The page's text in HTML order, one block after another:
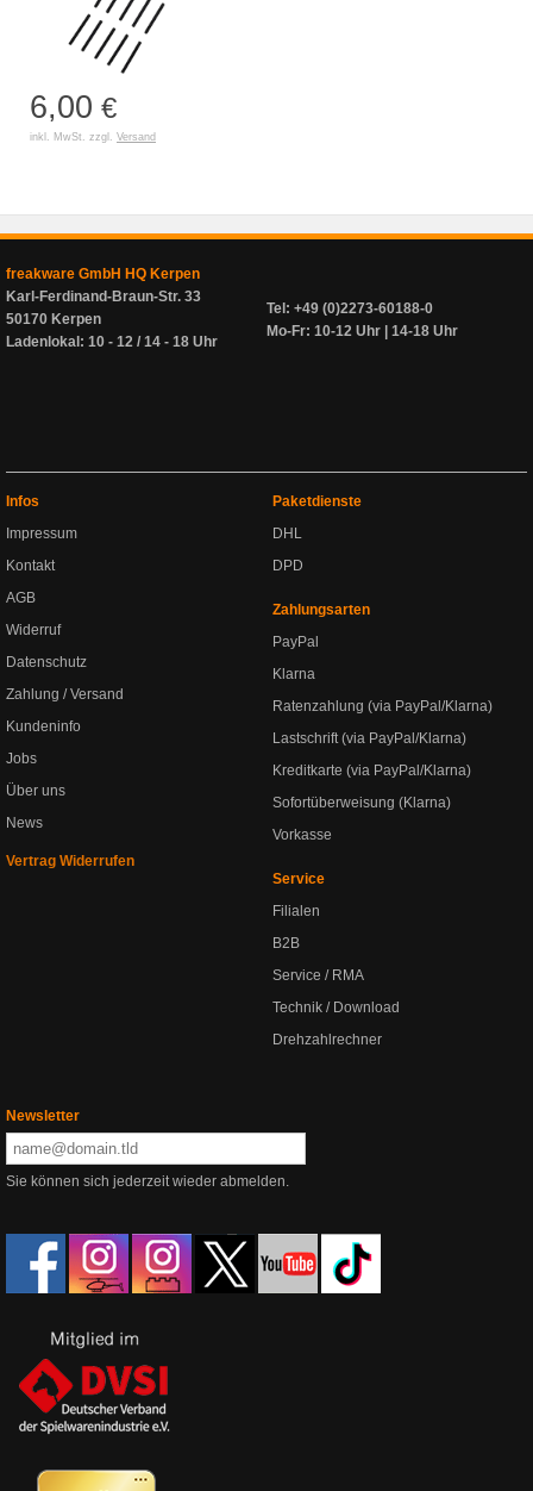
6,00 €
inkl. MwSt. zzgl. Versand
freakware GmbH HQ Kerpen
Karl-Ferdinand-Braun-Str. 33
50170 Kerpen
Ladenlokal: 10 - 12 / 14 - 18 Uhr
Tel: +49 (0)2273-60188-0
Mo-Fr: 10-12 Uhr | 14-18 Uhr
Infos
Impressum
Kontakt
AGB
Widerruf
Datenschutz
Zahlung / Versand
Kundeninfo
Jobs
Über uns
News
Vertrag Widerrufen
Paketdienste
DHL
DPD
Zahlungsarten
PayPal
Klarna
Ratenzahlung (via PayPal/Klarna)
Lastschrift (via PayPal/Klarna)
Kreditkarte (via PayPal/Klarna)
Sofortüberweisung (Klarna)
Vorkasse
Service
Filialen
B2B
Service / RMA
Technik / Download
Drehzahlrechner
Newsletter
Sie können sich jederzeit wieder abmelden.